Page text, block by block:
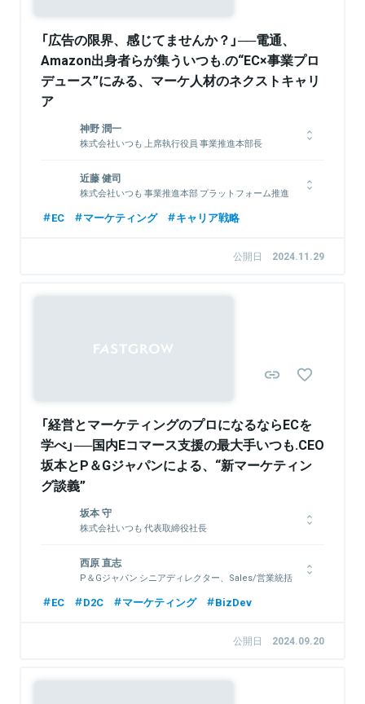
「広告の限界、感じてませんか？」──電通、
Amazon出身者らが集ういつも.の“EC×事業プロ
デュース”にみる、マーケ人材のネクストキャリ
ア
神野 潤一
株式会社いつも 上席執行役員 事業推進本部長
経て、いつも.に中途入社。
近藤 健司
株式会社いつも 事業推進本部 プラットフォーム推進
外資系広告代理店の営業を経て、2014年にアマゾンジャパン合
EC マーケティング キャリア戦略
公開日 2024.11.29
「経営とマーケティングのプロになるならECを
学べ」──国内Eコマース支援の最大手いつも.CEO
坂本とP＆Gジャパンによる、“新マーケティン
グ談義”
坂本 守
株式会社いつも 代表取締役社長
井総研HD）に中途入社。 2007年に当社を設立し、代表取締役に
就任。 平日はオフィス近くのホテルで暮らしていて、週末にな
ると自宅のある京都府へ帰る生活。
西原 直志
P＆Gジャパン シニアディレクター、Sales/営業統括
大阪府出身。2006年P&Gジャパン入社。セールス・本社営業企
て、ECチーム全体の統括を行う。趣味は息子との野球観戦
EC D2C マーケティング BizDev
公開日 2024.09.20